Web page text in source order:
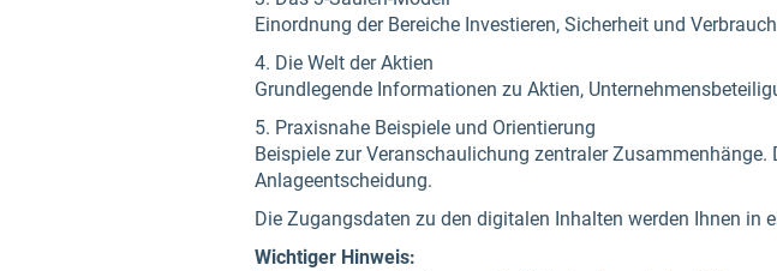
Einordnung der Bereiche Investieren, Sicherheit und
4. Die Welt der Aktien
Grundlegende Informationen zu Aktien,
5. Praxisnahe Beispiele und Orientierung
Beispiele zur Veranschaulichung zentraler
Anlageentscheidung.
Die Zugangsdaten zu den digitalen Inhalten werden Ihnen in
Wichtiger Hinweis: